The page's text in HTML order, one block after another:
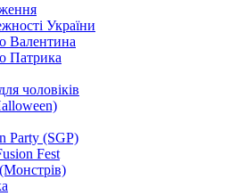
України
Валентина
Патрика
чоловіків
Party (SGP)
Fest